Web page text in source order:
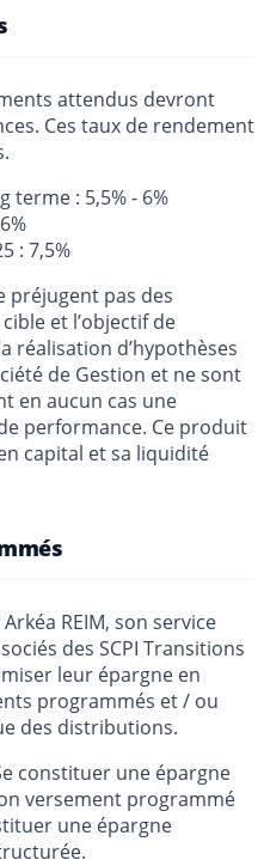
attendus devront
Ces taux de rendement
terme : 5,5% - 6%
: 7,5%
préjugent pas des
et l’objectif de
réalisation d’hypothèses
de Gestion et ne sont
en aucun cas une
performance. Ce produit
capital et sa liquidité
REIM, son service
des SCPI Transitions
leur épargne en
programmés et / ou
des distributions.
constituer une épargne
versement programmé
une épargne